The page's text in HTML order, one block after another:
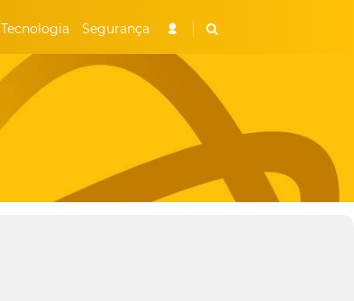
Tecnologia Segurança